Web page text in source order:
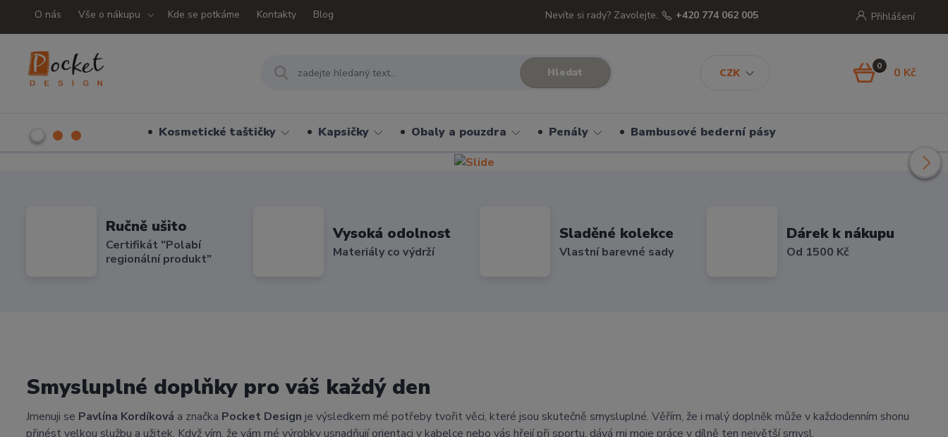
O nás Vše o nákupu Kde se potkáme Kontakty Blog Nevíte si rady? Zavolejte. +420 774 062 005 Přihlášení
Hledat CZK
0 0 Kč
Kosmetické taštičky Kapsičky Obaly a pouzdra Penály Bambusové bederní pásy
Ručně ušito
Certifikát "Polabí
regionální produkt"
Vysoká odolnost
Materiály co výdrží
Sladěné kolekce
Vlastní barevné sady
Dárek k nákupu
Od 1500 Kč
Smysluplné doplňky pro váš každý den
Jmenuji se Pavlína Kordíková a značka Pocket Design je výsledkem mé potřeby tvořit věci, které jsou skutečně smysluplné. Věřím, že i malý doplněk může v každodenním shonu
přinést velkou službu a užitek. Když vím, že vám mé výrobky usnadňují orientaci v kabelce nebo vás hřejí při sportu, dává mi moje práce v dílně ten největší smysl.